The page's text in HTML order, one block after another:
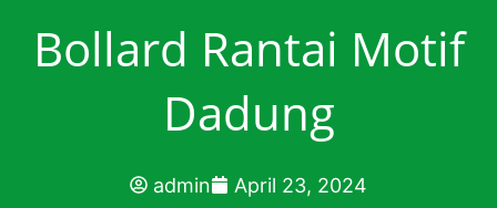
Bollard Rantai Motif
Dadung
admin April 23, 2024